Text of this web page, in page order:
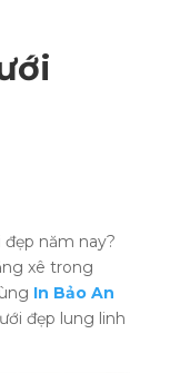
năm nay?
xê trong
In Bảo An
đẹp lung linh